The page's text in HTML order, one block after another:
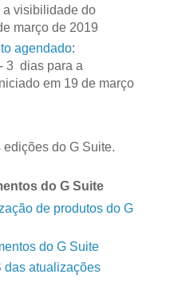
a visibilidade do
março de 2019
agendado:
3 dias para a
em 19 de março
do G Suite.
do G Suite
de produtos do G
do G Suite
das atualizações